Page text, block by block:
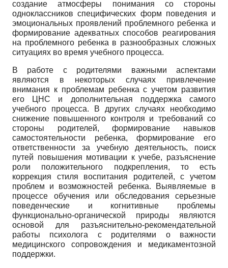
создание атмосферы понимания со стороны
одноклассников специфических форм поведения и
эмоциональных проявлений проблемного ребенка и
формирование адекватных способов реагирования
на проблемного ребенка в разнообразных сложных
ситуациях во время учебного процесса.
В работе с родителями важными аспектами
являются в некоторых случаях привлечение
внимания к проблемам ребенка с учетом развития
его ЦНС и дополнительная поддержка самого
учебного процесса. В других случаях необходимо
снижение повышенного контроля и требований со
стороны родителей, формирование навыков
самостоятельности ребенка, формирование его
ответственности за учебную деятельность, поиск
путей повышения мотивации к учебе, разъяснение
роли положительного подкрепления, то есть
коррекция стиля воспитания родителей, с учетом
проблем и возможностей ребенка. Выявляемые в
процессе обучения или обследования серьезные
поведенческие и когнитивные проблемы
функционально-органической природы являются
основой для разъяснительно-рекомендательной
работы психолога с родителями о важности
медицинского сопровождения и медикаментозной
поддержки.